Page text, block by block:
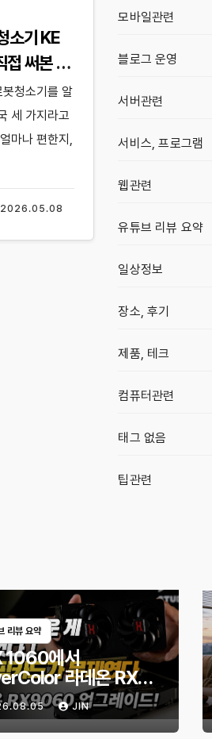
소기 KE
접 써본 후
2026.05.08
청소기를 알
세 가지라고
마나 편한지,
모바일관련
블로그 운영
서버관련
서비스, 프로그램
웹관련
유튜브 리뷰 요약
일상정보
장소, 후기
제품, 테크
컴퓨터관련
태그 없음
팁관련
리뷰 요약
1060에서
라데온 RX
Reaper 8GB로 교
기｜엘든링·몬스터
JIN